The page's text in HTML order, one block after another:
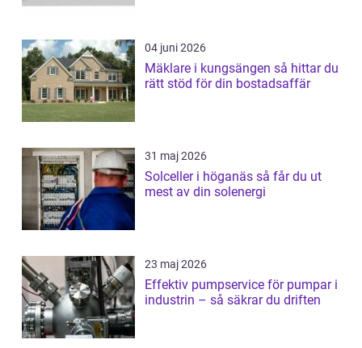
04 juni 2026
Mäklare i kungsängen så hittar du
rätt stöd för din bostadsaffär
31 maj 2026
Solceller i höganäs så får du ut
mest av din solenergi
23 maj 2026
Effektiv pumpservice för pumpar i
industrin – så säkrar du driften